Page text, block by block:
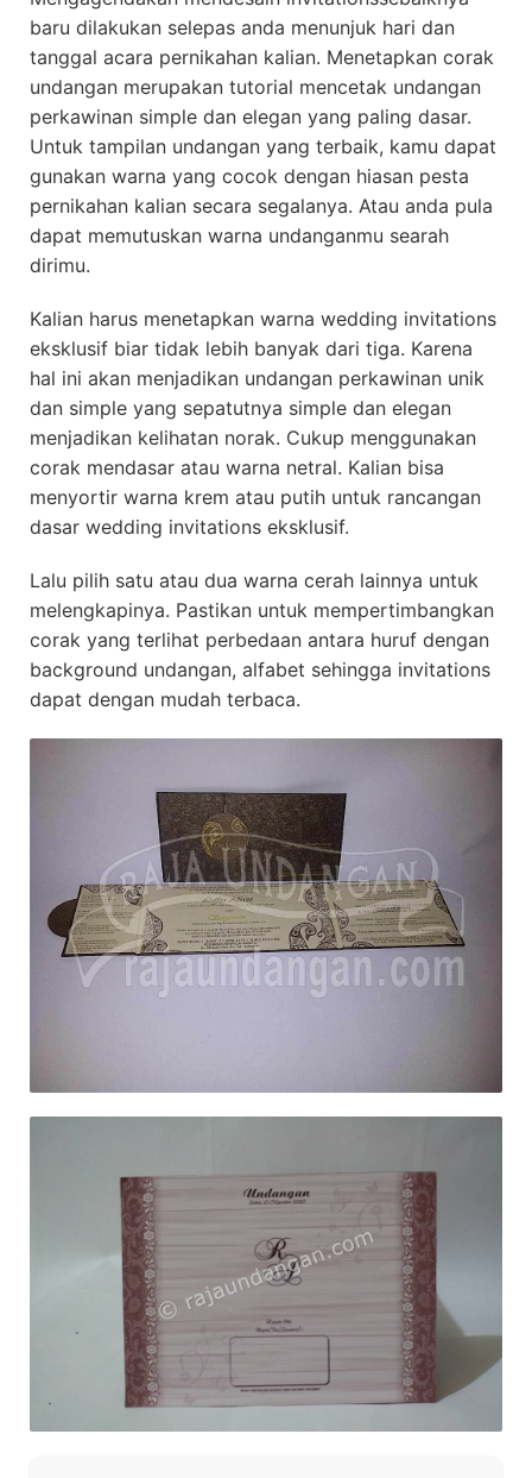
baru dilakukan selepas anda menunjuk hari dan
tanggal acara pernikahan kalian. Menetapkan corak
undangan merupakan tutorial mencetak undangan
perkawinan simple dan elegan yang paling dasar.
Untuk tampilan undangan yang terbaik, kamu dapat
gunakan warna yang cocok dengan hiasan pesta
pernikahan kalian secara segalanya. Atau anda pula
dapat memutuskan warna undanganmu searah
dirimu.
Kalian harus menetapkan warna wedding invitations
eksklusif biar tidak lebih banyak dari tiga. Karena
hal ini akan menjadikan undangan perkawinan unik
dan simple yang sepatutnya simple dan elegan
menjadikan kelihatan norak. Cukup menggunakan
corak mendasar atau warna netral. Kalian bisa
menyortir warna krem atau putih untuk rancangan
dasar wedding invitations eksklusif.
Lalu pilih satu atau dua warna cerah lainnya untuk
melengkapinya. Pastikan untuk mempertimbangkan
corak yang terlihat perbedaan antara huruf dengan
background undangan, alfabet sehingga invitations
dapat dengan mudah terbaca.